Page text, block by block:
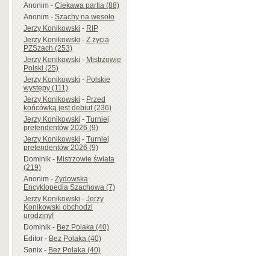
Anonim-Ciekawa partia (88)
Anonim-Szachy na wesoło
Jerzy Konikowski-RIP
Jerzy Konikowski-Z życia
PZSzach (253)
Jerzy Konikowski-Mistrzowie
Polski (25)
Jerzy Konikowski-Polskie
występy (111)
Jerzy Konikowski-Przed
końcówką jest debiut (236)
Jerzy Konikowski-Turniej
pretendentów 2026 (9)
Jerzy Konikowski-Turniej
pretendentów 2026 (9)
Dominik-Mistrzowie świata
(219)
Anonim-Żydowska
Encyklopedia Szachowa (7)
Jerzy Konikowski-Jerzy
Konikowski obchodzi
urodziny!
Dominik-Bez Polaka (40)
Editor-Bez Polaka (40)
Sonix-Bez Polaka (40)